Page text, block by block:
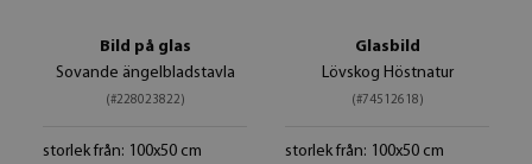
Bild på glas
Sovande ängelbladstavla
(#228023822)
storlek från: 100x50 cm
Glasbild
Lövskog Höstnatur
(#74512618)
storlek från: 100x50 cm